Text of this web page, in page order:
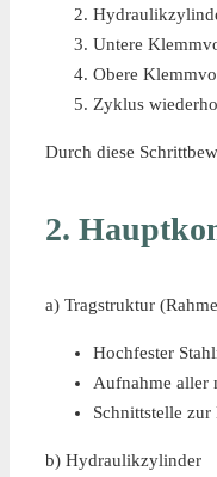
Untere
Obere
Zyklus
Durch diese
2.
a) Tragstruktur
Hochfester
Aufnahme aller
Schnittstelle
b) Hydraulikzylinder